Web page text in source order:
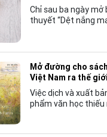
Chỉ sau ba ngày mở
thuyết “Dệt nắng
chương trẻ khi cán
tiêu thụ.
Mở đường cho
Việt Nam ra thế giới
Việc dịch và xuất
phẩm văn học thiếu